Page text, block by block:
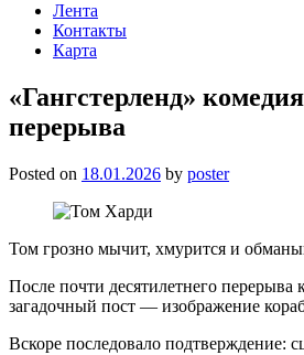
Лента
Контакты
Карта
«Гангстерленд»
перерыва
Posted on 18.01.2026 by poster
Том грозно мычит, хмурится и
После почти десятилетнего
загадочный пост — изображение
Вскоре последовало подтверждение: